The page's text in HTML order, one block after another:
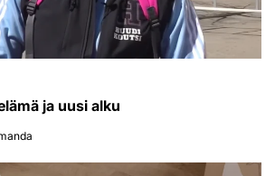
ja uusi alku